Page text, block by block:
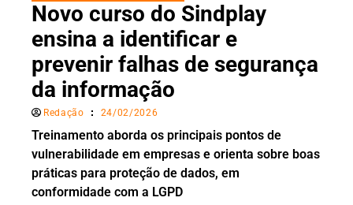
Novo curso do Sindplay
ensina a identificar e
prevenir falhas de segurança
da informação
Redação 24/02/2026
Treinamento aborda os principais pontos de
vulnerabilidade em empresas e orienta sobre boas
práticas para proteção de dados, em
conformidade com a LGPD